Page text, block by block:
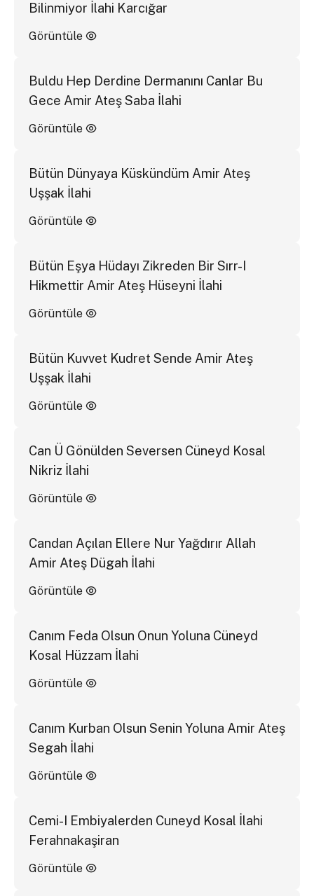
Bilinmiyor İlahi Karcığar
Görüntüle
Buldu Hep Derdine Dermanını Canlar Bu
Gece Amir Ateş Saba İlahi
Görüntüle
Bütün Dünyaya Küskündüm Amir Ateş
Uşşak İlahi
Görüntüle
Bütün Eşya Hüdayı Zikreden Bir Sırr-I
Hikmettir Amir Ateş Hüseyni İlahi
Görüntüle
Bütün Kuvvet Kudret Sende Amir Ateş
Uşşak İlahi
Görüntüle
Can Ü Gönülden Seversen Cüneyd Kosal
Nikriz İlahi
Görüntüle
Candan Açılan Ellere Nur Yağdırır Allah
Amir Ateş Dügah İlahi
Görüntüle
Canım Feda Olsun Onun Yoluna Cüneyd
Kosal Hüzzam İlahi
Görüntüle
Canım Kurban Olsun Senin Yoluna Amir Ateş
Segah İlahi
Görüntüle
Cemi-I Embiyalerden Cuneyd Kosal İlahi
Ferahnakaşiran
Görüntüle